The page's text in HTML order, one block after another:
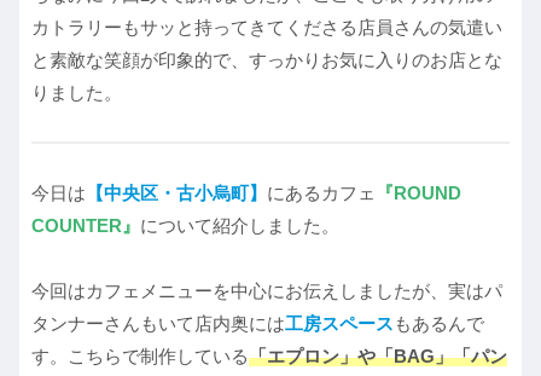
カトラリーもサッと持ってきてくださる店員さんの気遣い
と素敵な笑顔が印象的で、すっかりお気に入りのお店とな
りました。
今日は 【中央区・古小烏町】 にあるカフェ
『ROUND
COUNTER』 について紹介しました。
今回はカフェメニューを中心にお伝えしましたが、実はパ
タンナーさんもいて店内奥には工房スペース もあるんで
す。こちらで制作している「エプロン」や「BAG」「パン